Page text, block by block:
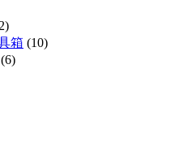
箱 (10)
(6)